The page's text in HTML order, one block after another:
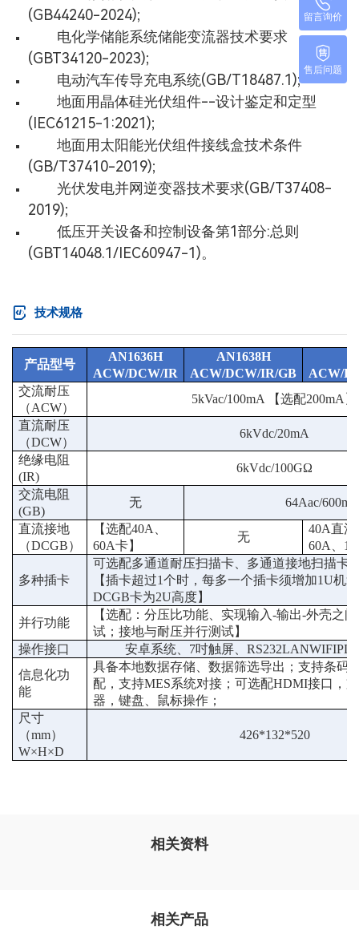
(GB44240-2024);
电化学储能系统储能变流器技术要求
(GBT34120-2023);
电动汽车传导充电系统(GB/T18487.1);
地面用晶体硅光伏组件--设计鉴定和定型
(IEC61215-1:2021);
地面用太阳能光伏组件接线盒技术条件
(GB/T37410-2019);
光伏发电并网逆变器技术要求(GB/T37408-
2019);
低压开关设备和控制设备第1部分:总则
(GBT14048.1/IEC60947-1)。
技术规格
产品型号
AN1636H
ACW/DCW/IR
AN1638H
ACW/DCW/IR/GB
ACW/
交流耐压
（ACW）
5kVac/100mA 【选配200mA】
直流耐压
（DCW）
6kVdc/20mA
绝缘电阻
(IR)
6kVdc/100GΩ
交流电阻
(GB)
无 64Aac/600
直流接地
（DCGB）
【选配40A
60A卡】
无
40A直
60A
多种插卡
可选配多通道耐压扫描卡、多通道接地扫描卡
【插卡超过1个时，每多一个插卡须增加1U机
DCGB卡为2U高度】
并行功能
【选配：分压比功能、实现输入-输出-外壳之
试；接地与耐压并行测试】
操作接口
安卓系统、 7吋触屏、 RS232LANWIFI
信息化功
能
具备本地数据存储、数据筛选导出；支持条码
配，支持MES系统对接；可选配HDMI接口，
器，键盘、鼠标操作；
尺寸
（mm）
W×H×D
426*132*520
相关资料
相关产品
留言询价
售后问题